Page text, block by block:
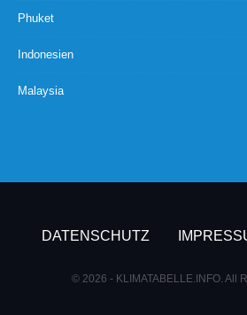
Phuket
Indonesien
Malaysia
DATENSCHUTZ
© 2026 - KLIMATABELLE.INFO. All